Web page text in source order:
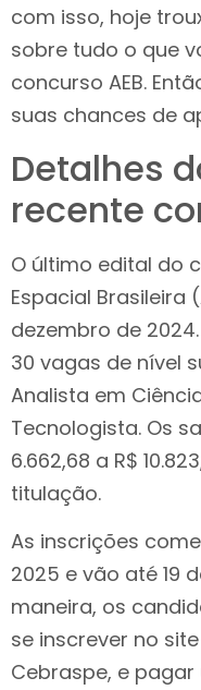
com isso, hoje
sobre tudo o que
concurso AEB.
suas chances de
Detalhes
recente
O último edital do
Espacial Brasileira
dezembro de
30 vagas de nível
Analista em
Tecnologista. Os
6.662,68 a R$
titulação.
As inscrições
2025 e vão até 19
maneira, os
se inscrever no
Cebraspe, e